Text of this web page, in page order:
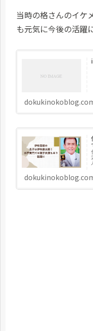
当時の格さんのイケ
も元気に今後の活躍